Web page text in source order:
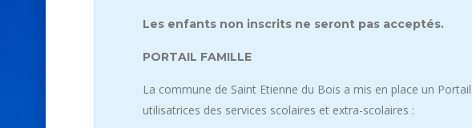
Les enfants non inscrits ne seront pas acceptés.
PORTAIL FAMILLE
La commune de Saint Etienne du Bois a mis en place un
utilisatrices des services scolaires et extra-scolaires :